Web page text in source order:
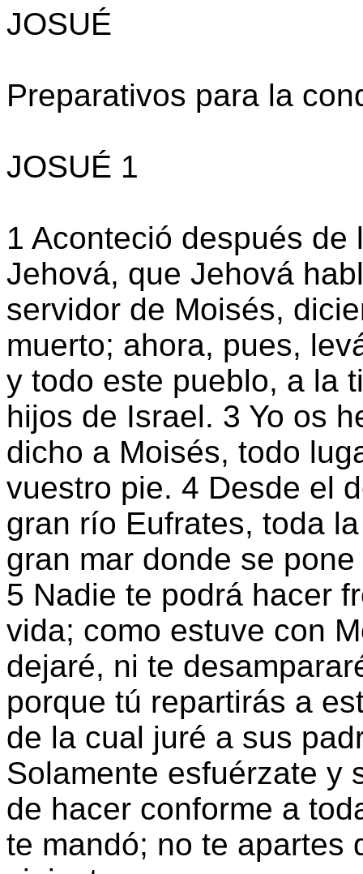
JOSUÉ
Preparativos para la
JOSUÉ 1
1 Aconteció después
Jehová, que Jehová
servidor de Moisés,
muerto; ahora, pues,
y todo este pueblo, a la
hijos de Israel. 3 Yo os
dicho a Moisés, todo
vuestro pie. 4 Desde el
gran río Eufrates, toda
gran mar donde se
5 Nadie te podrá hacer
vida; como estuve con
dejaré, ni te
porque tú repartirás a
de la cual juré a sus
Solamente esfuérzate y
de hacer conforme a
te mandó; no te apartes